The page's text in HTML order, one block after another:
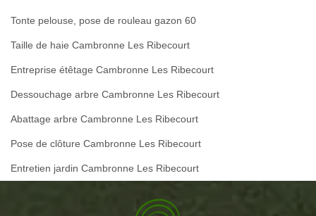
Tonte pelouse, pose de rouleau gazon 60
Taille de haie Cambronne Les Ribecourt
Entreprise étêtage Cambronne Les Ribecourt
Dessouchage arbre Cambronne Les Ribecourt
Abattage arbre Cambronne Les Ribecourt
Pose de clôture Cambronne Les Ribecourt
Entretien jardin Cambronne Les Ribecourt